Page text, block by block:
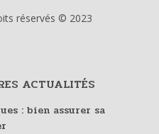
réservés © 2023
ACTUALITÉS
: bien assurer sa